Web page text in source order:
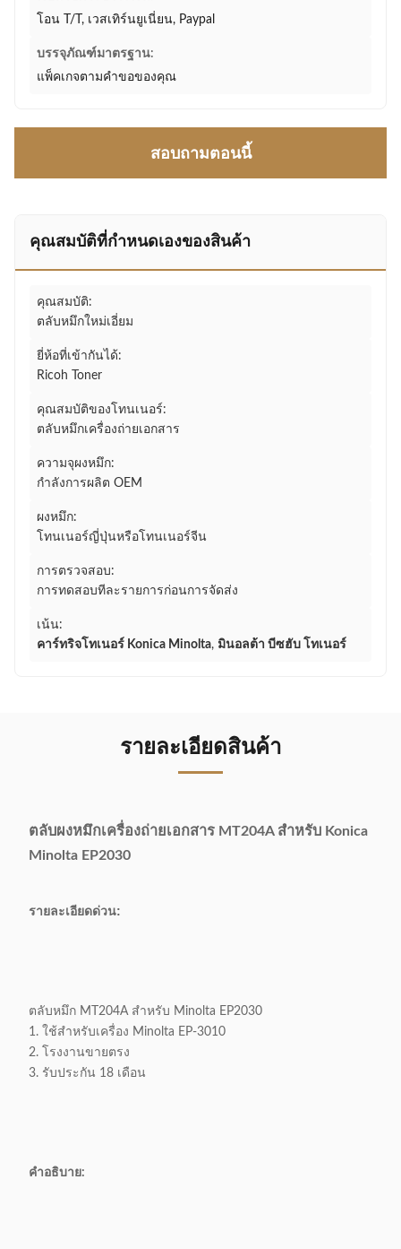
โอน T/T, เวสเทิร์นยูเนี่ยน, Paypal
บรรจุภัณฑ์มาตรฐาน:
แพ็คเกจตามคำขอของคุณ
สอบถามตอนนี้
คุณสมบัติที่กําหนดเองของสินค้า
คุณสมบัติ:
ตลับหมึกใหม่เอี่ยม
ยี่ห้อที่เข้ากันได้:
Ricoh Toner
คุณสมบัติของโทนเนอร์:
ตลับหมึกเครื่องถ่ายเอกสาร
ความจุผงหมึก:
กำลังการผลิต OEM
ผงหมึก:
โทนเนอร์ญี่ปุ่นหรือโทนเนอร์จีน
การตรวจสอบ:
การทดสอบทีละรายการก่อนการจัดส่ง
เน้น:
คาร์ทริจโทเนอร์ Konica Minolta, มินอลต้า บีซฮับ โทเนอร์
รายละเอียดสินค้า
ตลับผงหมึกเครื่องถ่ายเอกสาร MT204A สำหรับ Konica
Minolta EP2030
รายละเอียดด่วน:
ตลับหมึก MT204A สำหรับ Minolta EP2030
1. ใช้สำหรับเครื่อง Minolta EP-3010
2. โรงงานขายตรง
3. รับประกัน 18 เดือน
คำอธิบาย: